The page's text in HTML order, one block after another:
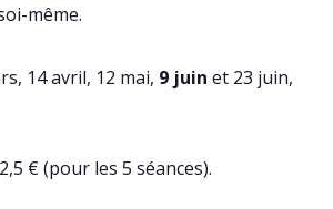
même.
14 avril, 12 mai, 9 juin et 23 juin,
€ (pour les 5 séances).